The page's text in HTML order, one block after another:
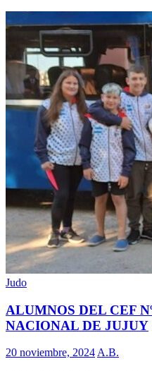
Judo
ALUMNOS DEL CEF
NACIONAL DE JUJUY
20 noviembre, 2024 A.B.